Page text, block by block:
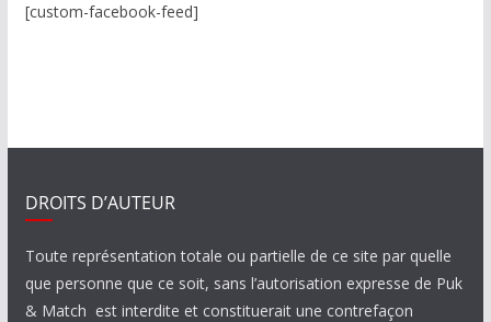
[custom-facebook-feed]
DROITS D’AUTEUR
Toute représentation totale ou partielle de ce site par quelle
que personne que ce soit, sans l’autorisation expresse de Puk
& Match est interdite et constituerait une contrefaçon